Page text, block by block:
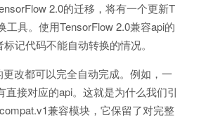
2.0的迁移，将有一个更新T
工具。使用TensorFlow 2.0兼容api的
记代码不能自动转换的情况。
改都可以完全自动完成。例如，一
直接对应的api。这就是为什么我们引
兼容模块，它保留了对完整